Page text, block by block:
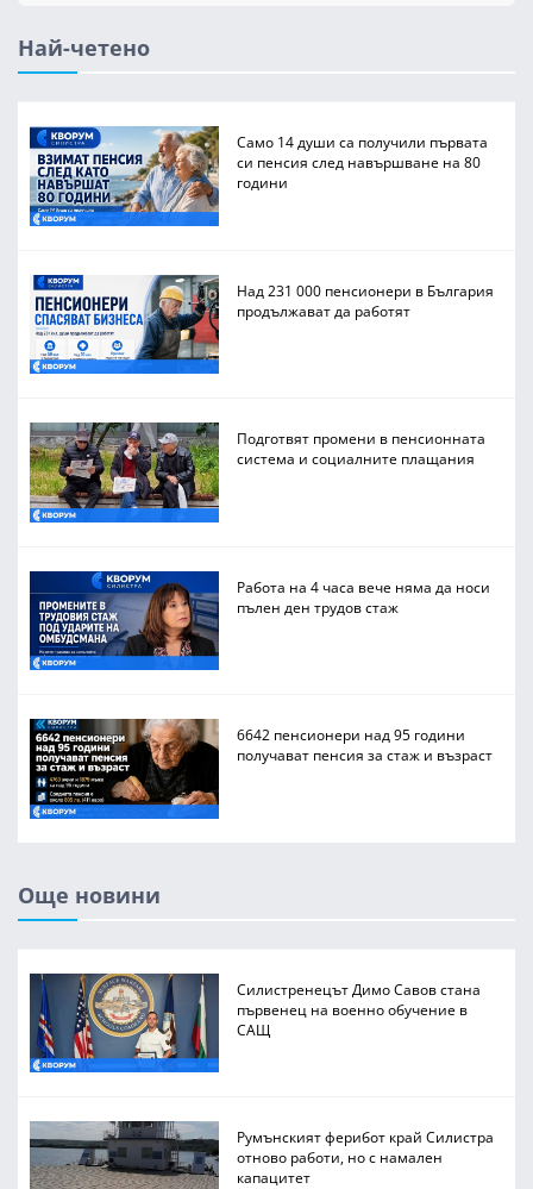
Най-четено
Само 14 души са получили първата
си пенсия след навършване на 80
години
Над 231 000 пенсионери в България
продължават да работят
Подготвят промени в пенсионната
система и социалните плащания
Работа на 4 часа вече няма да носи
пълен ден трудов стаж
6642 пенсионери над 95 години
получават пенсия за стаж и възраст
Още новини
Силистренецът Димо Савов стана
първенец на военно обучение в
САЩ
Румънският ферибот край Силистра
отново работи, но с намален
капацитет